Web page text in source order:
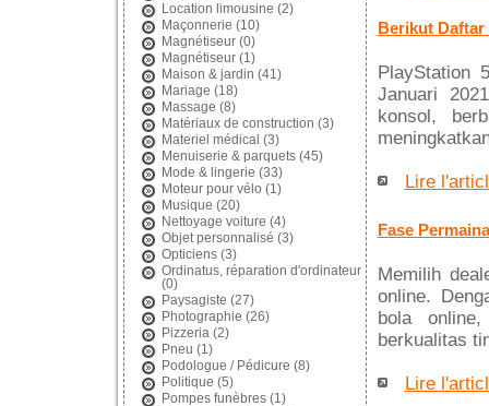
Location limousine (2)
Maçonnerie (10)
Magnétiseur(0)
Magnétiseur(1)
Maison & jardin (41)
Mariage (18)
Massage (8)
Matériaux de construction (3)
Materiel médical (3)
Menuiserie & parquets(45)
Mode & lingerie (33)
Moteur pour vélo (1)
Musique (20)
Nettoyage voiture (4)
Objet personnalisé (3)
Opticiens(3)
Ordinatus, réparation d'ordinateur
(0)
Paysagiste (27)
Photographie (26)
Pizzeria (2)
Pneu (1)
Podologue / Pédicure (8)
Politique (5)
Pompes funèbres(1)
Berikut Daftar
PlayStation
Januari
konsol,
Lire
Fase
Memilih
online.
bola
berkualitas
Lire